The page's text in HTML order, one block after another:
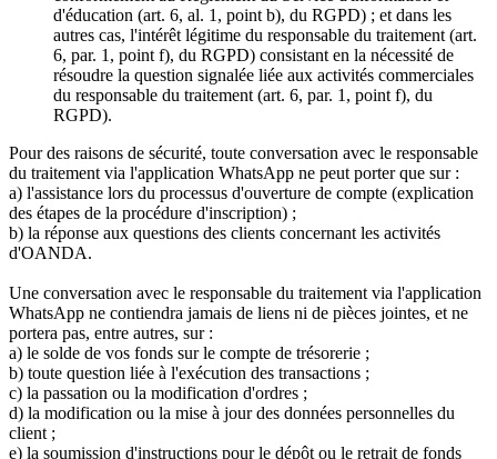
d'éducation (art. 6, al. 1, point b), du RGPD) ; et dans les
autres cas, l'intérêt légitime du responsable du traitement (art.
6, par. 1, point f), du RGPD) consistant en la nécessité de
résoudre la question signalée liée aux activités commerciales
du responsable du traitement (art. 6, par. 1, point f), du
RGPD).
Pour des raisons de sécurité, toute conversation avec le responsable
du traitement via l'application WhatsApp ne peut porter que sur :
a) l'assistance lors du processus d'ouverture de compte (explication
des étapes de la procédure d'inscription) ;
b) la réponse aux questions des clients concernant les activités
d'OANDA.
Une conversation avec le responsable du traitement via l'application
WhatsApp ne contiendra jamais de liens ni de pièces jointes, et ne
portera pas, entre autres, sur :
a) le solde de vos fonds sur le compte de trésorerie ;
b) toute question liée à l'exécution des transactions ;
c) la passation ou la modification d'ordres ;
d) la modification ou la mise à jour des données personnelles du
client ;
e) la soumission d'instructions pour le dépôt ou le retrait de fonds